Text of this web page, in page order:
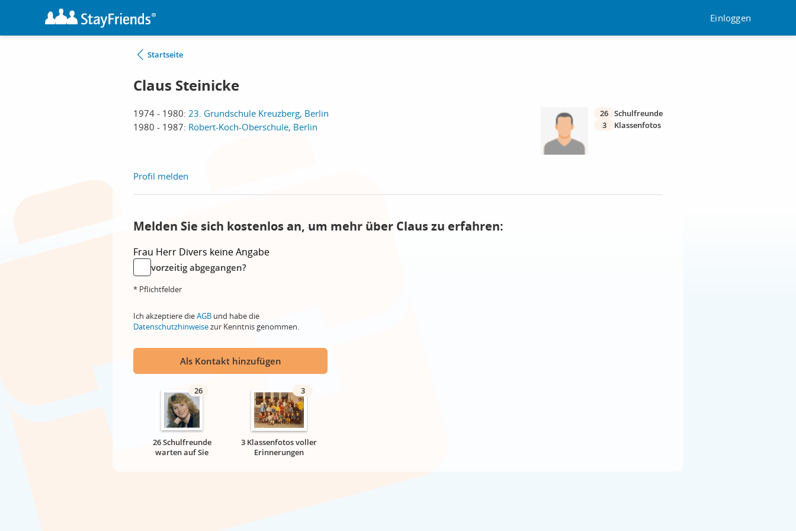
Einloggen
Startseite
Claus Steinicke
1974 - 1980: 23. Grundschule Kreuzberg, Berlin
1980 - 1987: Robert-Koch-Oberschule, Berlin
26 Schulfreunde
3
Klassenfotos
Profil melden
Melden Sie sich kostenlos an, um mehr über Claus zu erfahren:
Frau Herr Divers keine Angabe
vorzeitig abgegangen?
* Pflichtfelder
Ich akzeptiere dieAGB und habe die
Datenschutzhinweisezur Kenntnis genommen.
Als Kontakt hinzufügen
26
26 Schulfreunde
warten auf Sie
3
3 Klassenfotos voller
Erinnerungen